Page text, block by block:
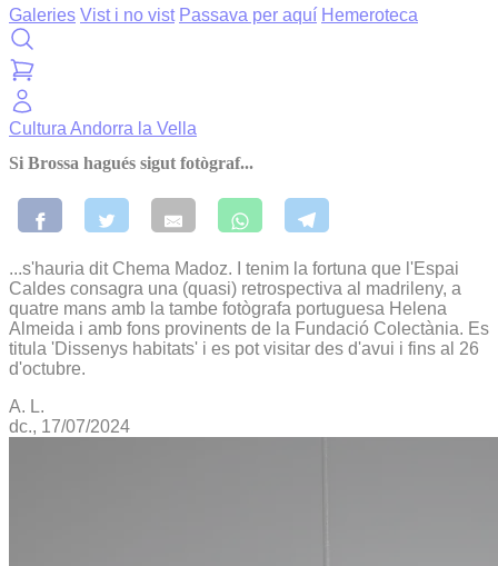
Galeries Vist i no vist Passava per aquí Hemeroteca
Cultura Andorra la Vella
Si Brossa hagués sigut fotògraf...
...s'hauria dit Chema Madoz. I tenim la fortuna que l'Espai
Caldes consagra una (quasi) retrospectiva al madrileny, a
quatre mans amb la tambe fotògrafa portuguesa Helena
Almeida i amb fons provinents de la Fundació Colectània. Es
titula 'Dissenys habitats' i es pot visitar des d'avui i fins al 26
d'octubre.
A. L.
dc., 17/07/2024